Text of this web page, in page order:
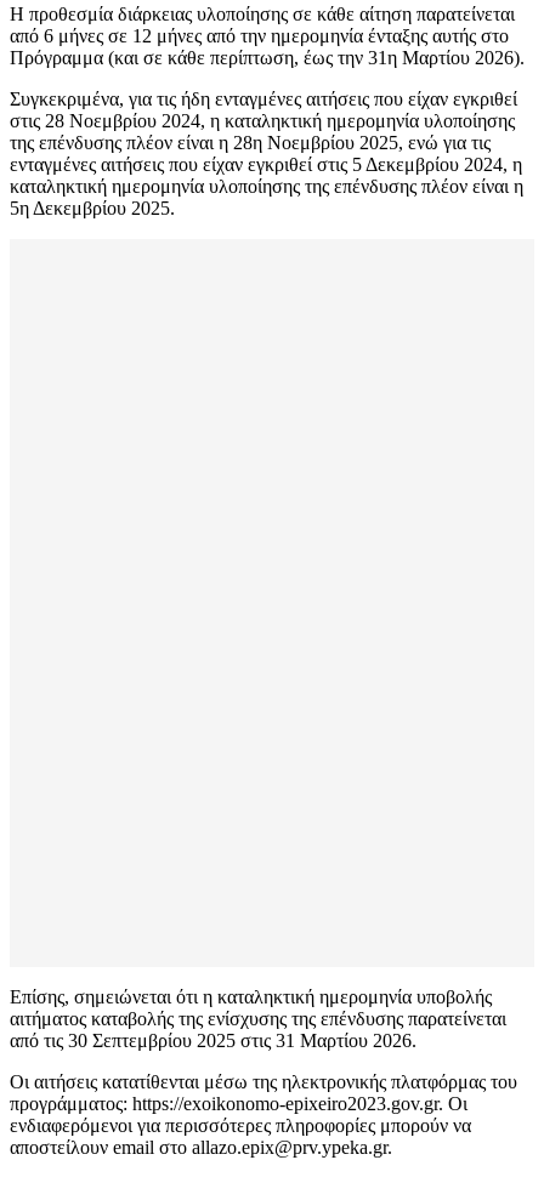
Η προθεσμία διάρκειας υλοποίησης σε κάθε αίτηση παρατείνεται
από 6 μήνες σε 12 μήνες από την ημερομηνία ένταξης αυτής στο
Πρόγραμμα (και σε κάθε περίπτωση, έως την 31η Μαρτίου 2026).
Συγκεκριμένα, για τις ήδη ενταγμένες αιτήσεις που είχαν εγκριθεί
στις 28 Νοεμβρίου 2024, η καταληκτική ημερομηνία υλοποίησης
της επένδυσης πλέον είναι η 28η Νοεμβρίου 2025, ενώ για τις
ενταγμένες αιτήσεις που είχαν εγκριθεί στις 5 Δεκεμβρίου 2024, η
καταληκτική ημερομηνία υλοποίησης της επένδυσης πλέον είναι η
5η Δεκεμβρίου 2025.
Επίσης, σημειώνεται ότι η καταληκτική ημερομηνία υποβολής
αιτήματος καταβολής της ενίσχυσης της επένδυσης παρατείνεται
από τις 30 Σεπτεμβρίου 2025 στις 31 Μαρτίου 2026.
Οι αιτήσεις κατατίθενται μέσω της ηλεκτρονικής πλατφόρμας του
προγράμματος: https://exoikonomo-epixeiro2023.gov.gr. Οι
ενδιαφερόμενοι για περισσότερες πληροφορίες μπορούν να
αποστείλουν email στο allazo.epix@prv.ypeka.gr.